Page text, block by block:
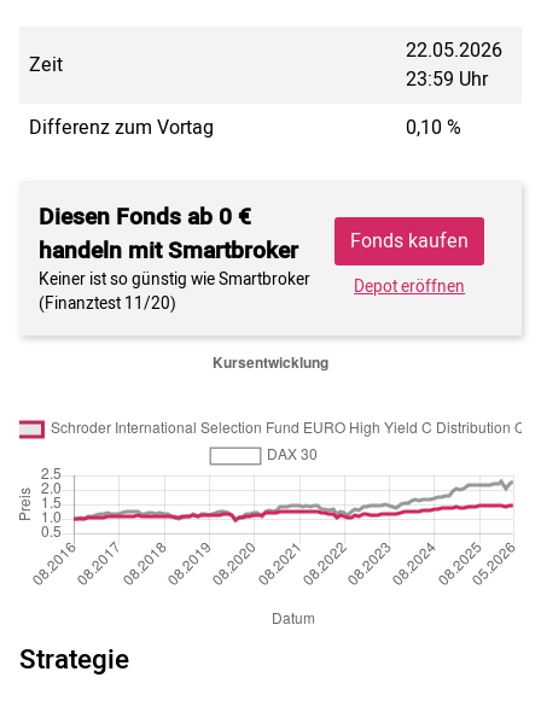
Zeit
22.05.2026
23:59 Uhr
Differenz zum Vortag
0,10 %
Diesen Fonds ab 0 €
handeln mit Smartbroker
Keiner ist so günstig wie Smartbroker
(Finanztest 11/20)
Fonds kaufen
Depot eröffnen
Strategie